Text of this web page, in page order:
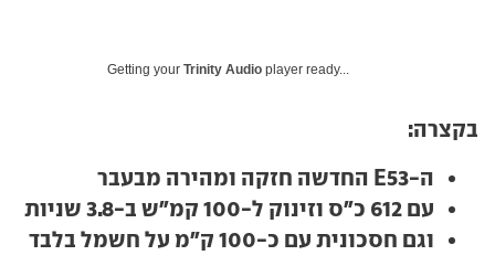
Getting your Trinity Audio player ready...
בקצרה:
ה-E53 החדשה חזקה ומהירה מבעבר
עם 612 כ"ס וזינוק ל-100 קמ"ש ב-3.8 שניות
וגם חסכונית עם כ-100 ק"מ על חשמל בלבד